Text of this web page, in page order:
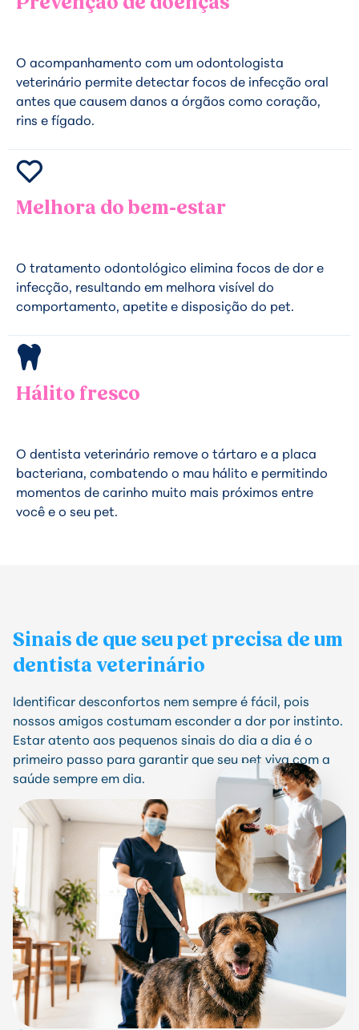
O acompanhamento com um odontologista
veterinário permite detectar focos de infecção oral
antes que causem danos a órgãos como coração,
rins e fígado.
Melhora do bem-estar
O tratamento odontológico elimina focos de dor e
infecção, resultando em melhora visível do
comportamento, apetite e disposição do pet.
Hálito fresco
O dentista veterinário remove o tártaro e a placa
bacteriana, combatendo o mau hálito e permitindo
momentos de carinho muito mais próximos entre
você e o seu pet.
Sinais de que seu pet precisa de um
dentista veterinário
Identificar desconfortos nem sempre é fácil, pois
nossos amigos costumam esconder a dor por instinto.
Estar atento aos pequenos sinais do dia a dia é o
primeiro passo para garantir que seu pet viva com a
saúde sempre em dia.